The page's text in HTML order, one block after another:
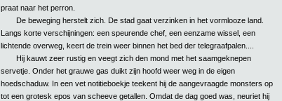
praat naar het perron.
De beweging herstelt zich. De stad gaat verzinken in het vormlooze land.
Langs korte verschijningen: een speurende chef, een eenzame wissel, een
lichtende overweg, keert de trein weer binnen het bed der telegraafpalen....
Hij kauwt zeer rustig en veegt zich den mond met het saamgeknepen
servetje. Onder het grauwe gas duikt zijn hoofd weer weg in de eigen
hoedschaduw. In een vet notitieboekje teekent hij de aangevraagde monsters op
tot een grotesk epos van scheeve getallen. Omdat de dag goed was, neuriet hij